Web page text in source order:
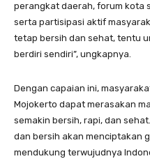
perangkat daerah, forum kota
serta partisipasi aktif
tetap bersih dan sehat, tentu
berdiri sendiri”, ungkapnya.
Dengan capaian ini,
Mojokerto dapat merasakan
semakin bersih, rapi, dan
dan bersih akan menciptakan
mendukung terwujudnya